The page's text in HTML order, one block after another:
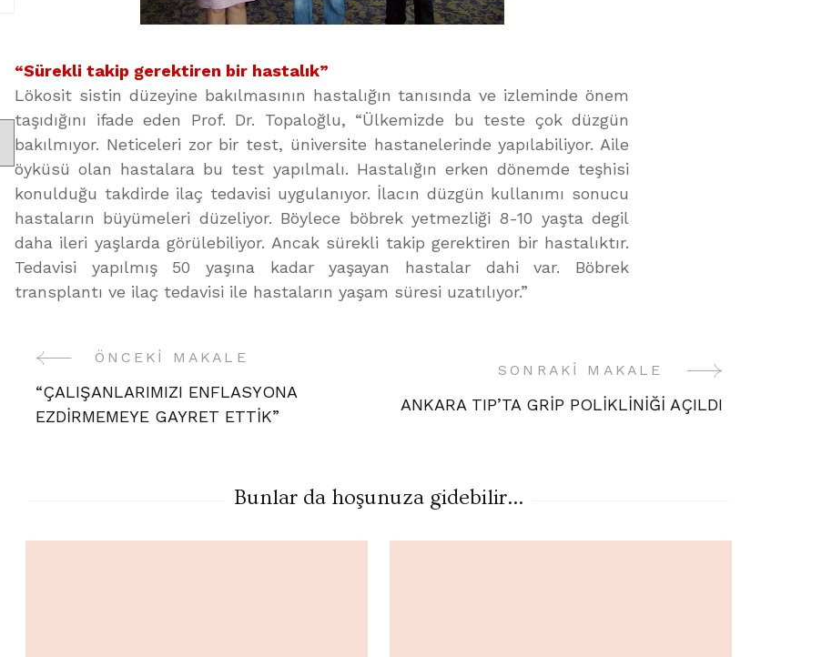
“Sürekli takip gerektiren bir hastalık”
Lökosit sistin düzeyine bakılmasının hastalığın tanısında ve izleminde önem
taşıdığını ifade eden Prof. Dr. Topaloğlu, “Ülkemizde bu teste çok düzgün
bakılmıyor. Neticeleri zor bir test, üniversite hastanelerinde yapılabiliyor. Aile
öyküsü olan hastalara bu test yapılmalı. Hastalığın erken dönemde teşhisi
konulduğu takdirde ilaç tedavisi uygulanıyor. İlacın düzgün kullanımı sonucu
hastaların büyümeleri düzeliyor. Böylece böbrek yetmezliği 8-10 yaşta degil
daha ileri yaşlarda görülebiliyor. Ancak sürekli takip gerektiren bir hastalıktır.
Tedavisi yapılmış 50 yaşına kadar yaşayan hastalar dahi var. Böbrek
transplantı ve ilaç tedavisi ile hastaların yaşam süresi uzatılıyor.”
Yazı
Gezinme
ÖNCEKI MAKALE
“ÇALIŞANLARIMIZI ENFLASYONA
EZDİRMEMEYE GAYRET ETTİK”
SONRAKI MAKALE
ANKARA TIP’TA GRİP POLİKLİNİĞİ AÇILDI
Bunlar da hoşunuza gidebilir...